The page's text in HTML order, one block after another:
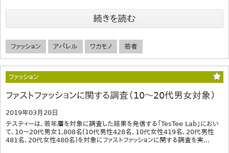
続きを読む
ファッション アパレル ワカモノ 若者
ファッション
ファストファッションに関する調査（10〜20代男女対象）
2019年03月20日
テスティーは、若年層を対象に調査した結果を発信する「TesTee Lab」におい
て、10〜20代男女1,808名(10代男性428名、10代女性419名、20代男性
481名、20代女性480名)を対象にファストファッションに関する調査を実...